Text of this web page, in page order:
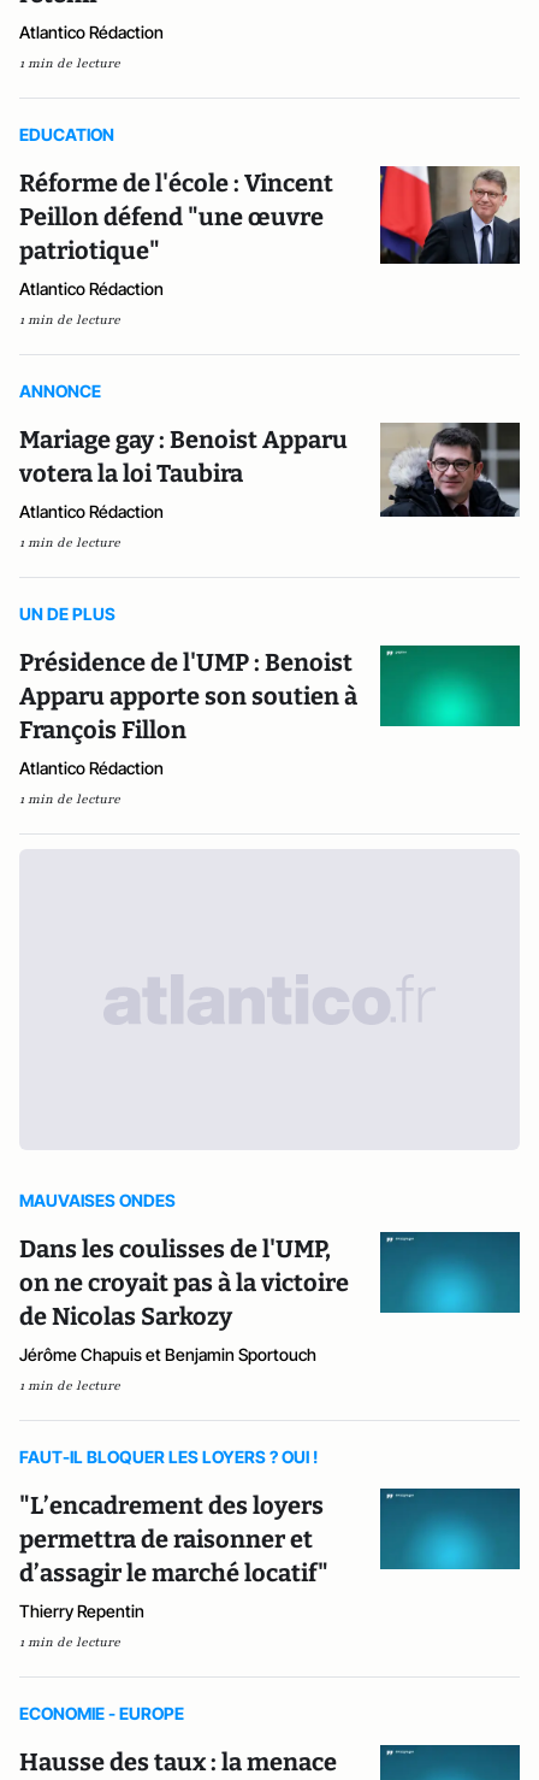
Atlantico Rédaction
1 min de lecture
EDUCATION
Réforme de l'école : Vincent
Peillon défend "une œuvre
patriotique"
Atlantico Rédaction
1 min de lecture
ANNONCE
Mariage gay : Benoist Apparu
votera la loi Taubira
Atlantico Rédaction
1 min de lecture
UN DE PLUS
Présidence de l'UMP : Benoist
Apparu apporte son soutien à
François Fillon
Atlantico Rédaction
1 min de lecture
MAUVAISES ONDES
Dans les coulisses de l'UMP,
on ne croyait pas à la victoire
de Nicolas Sarkozy
Jérôme Chapuis et Benjamin Sportouch
1 min de lecture
FAUT-IL BLOQUER LES LOYERS ? OUI !
"L’encadrement des loyers
permettra de raisonner et
d’assagir le marché locatif"
Thierry Repentin
1 min de lecture
ECONOMIE - EUROPE
Hausse des taux : la menace